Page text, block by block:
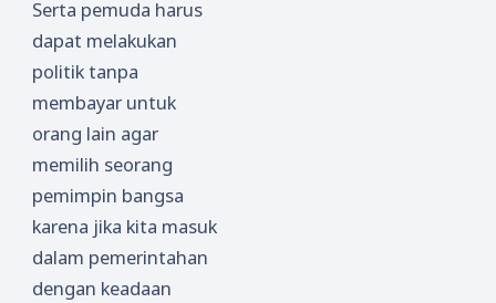
Serta pemuda harus
dapat melakukan
politik tanpa
membayar untuk
orang lain agar
memilih seorang
pemimpin bangsa
karena jika kita masuk
dalam pemerintahan
dengan keadaan